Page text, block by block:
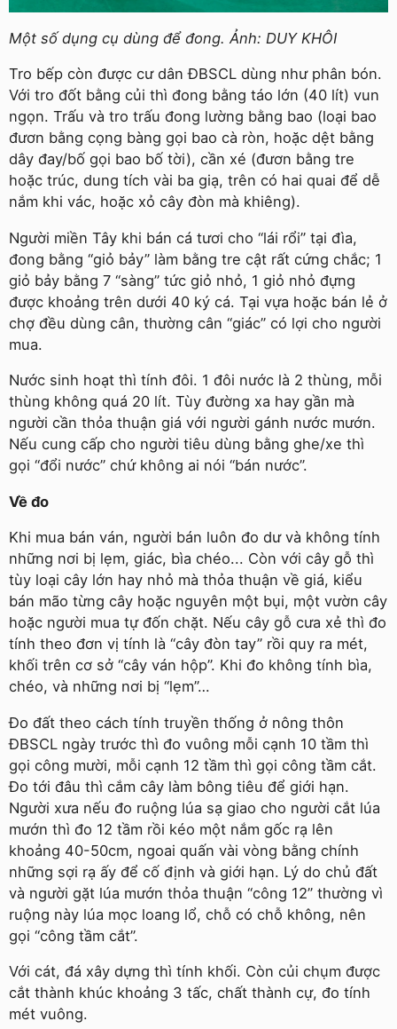
Một số dụng cụ dùng để đong. Ảnh: DUY KHÔI
Tro bếp còn được cư dân ĐBSCL dùng như phân bón.
Với tro đốt bằng củi thì đong bằng táo lớn (40 lít) vun
ngọn. Trấu và tro trấu đong lường bằng bao (loại bao
đươn bằng cọng bàng gọi bao cà ròn, hoặc dệt bằng
dây đay/bố gọi bao bố tời), cần xé (đươn bằng tre
hoặc trúc, dung tích vài ba giạ, trên có hai quai để dễ
nắm khi vác, hoặc xỏ cây đòn mà khiêng).
Người miền Tây khi bán cá tươi cho “lái rổi” tại đìa,
đong bằng “giỏ bảy” làm bằng tre cật rất cứng chắc; 1
giỏ bảy bằng 7 “sàng” tức giỏ nhỏ, 1 giỏ nhỏ đựng
được khoảng trên dưới 40 ký cá. Tại vựa hoặc bán lẻ ở
chợ đều dùng cân, thường cân “giác” có lợi cho người
mua.
Nước sinh hoạt thì tính đôi. 1 đôi nước là 2 thùng, mỗi
thùng không quá 20 lít. Tùy đường xa hay gần mà
người cần thỏa thuận giá với người gánh nước mướn.
Nếu cung cấp cho người tiêu dùng bằng ghe/xe thì
gọi “đổi nước” chứ không ai nói “bán nước”.
Về đo
Khi mua bán ván, người bán luôn đo dư và không tính
những nơi bị lẹm, giác, bìa chéo... Còn với cây gỗ thì
tùy loại cây lớn hay nhỏ mà thỏa thuận về giá, kiểu
bán mão từng cây hoặc nguyên một bụi, một vườn cây
hoặc người mua tự đốn chặt. Nếu cây gỗ cưa xẻ thì đo
tính theo đơn vị tính là “cây đòn tay” rồi quy ra mét,
khối trên cơ sở “cây ván hộp”. Khi đo không tính bìa,
chéo, và những nơi bị “lẹm”…
Đo đất theo cách tính truyền thống ở nông thôn
ĐBSCL ngày trước thì đo vuông mỗi cạnh 10 tầm thì
gọi công mười, mỗi cạnh 12 tầm thì gọi công tầm cắt.
Đo tới đâu thì cắm cây làm bông tiêu để giới hạn.
Người xưa nếu đo ruộng lúa sạ giao cho người cắt lúa
mướn thì đo 12 tầm rồi kéo một nắm gốc rạ lên
khoảng 40-50cm, ngoai quấn vài vòng bằng chính
những sợi rạ ấy để cố định và giới hạn. Lý do chủ đất
và người gặt lúa mướn thỏa thuận “công 12” thường vì
ruộng này lúa mọc loang lổ, chỗ có chỗ không, nên
gọi “công tầm cắt”.
Với cát, đá xây dựng thì tính khối. Còn củi chụm được
cắt thành khúc khoảng 3 tấc, chất thành cự, đo tính
mét vuông.